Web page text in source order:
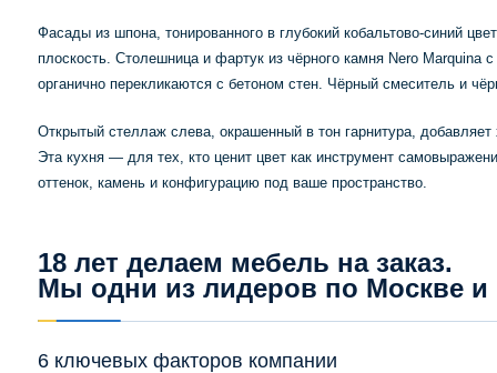
Фасады из шпона, тонированного в глубокий кобальтово-синий
плоскость. Столешница и фартук из чёрного камня Nero
органично перекликаются с бетоном стен. Чёрный смеситель и
Открытый стеллаж слева, окрашенный в тон гарнитура,
Эта кухня — для тех, кто ценит цвет как инструмент
оттенок, камень и конфигурацию под ваше пространство.
18 лет делаем мебель на заказ.
Мы одни из лидеров по Москве
6 ключевых факторов компании